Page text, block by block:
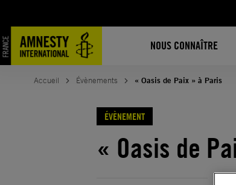
NOUS CONNAÎTRE
Accueil Évènements « Oasis de Paix » à Paris
ÉVÈNEMENT
« Oasis de